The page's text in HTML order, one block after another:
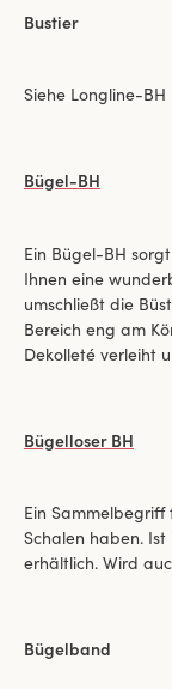
Bustier
Siehe Longline-BH
Bügel-BH
Ein Bügel-BH
Ihnen eine
umschließt die
Bereich eng am
Dekolleté verleiht
Bügelloser BH
Ein
Schalen haben.
erhältlich. Wird
Bügelband